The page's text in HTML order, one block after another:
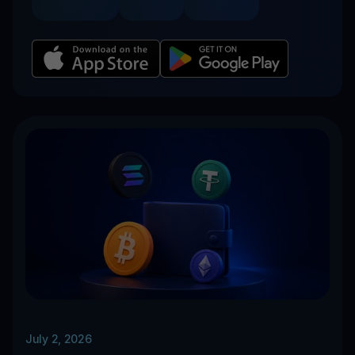
July 2, 2026